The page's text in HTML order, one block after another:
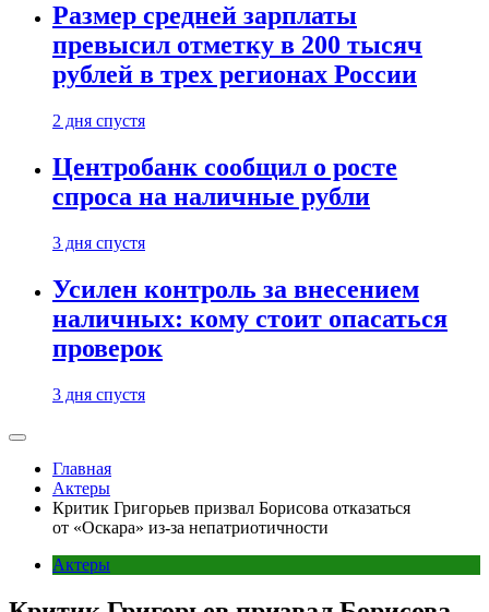
Размер средней зарплаты
превысил отметку в 200 тысяч
рублей в трех регионах России
2 дня спустя
Центробанк сообщил о росте
спроса на наличные рубли
3 дня спустя
Усилен контроль за внесением
наличных: кому стоит опасаться
проверок
3 дня спустя
Главная
Актеры
Критик Григорьев призвал Борисова отказаться
от «Оскара» из-за непатриотичности
Актеры